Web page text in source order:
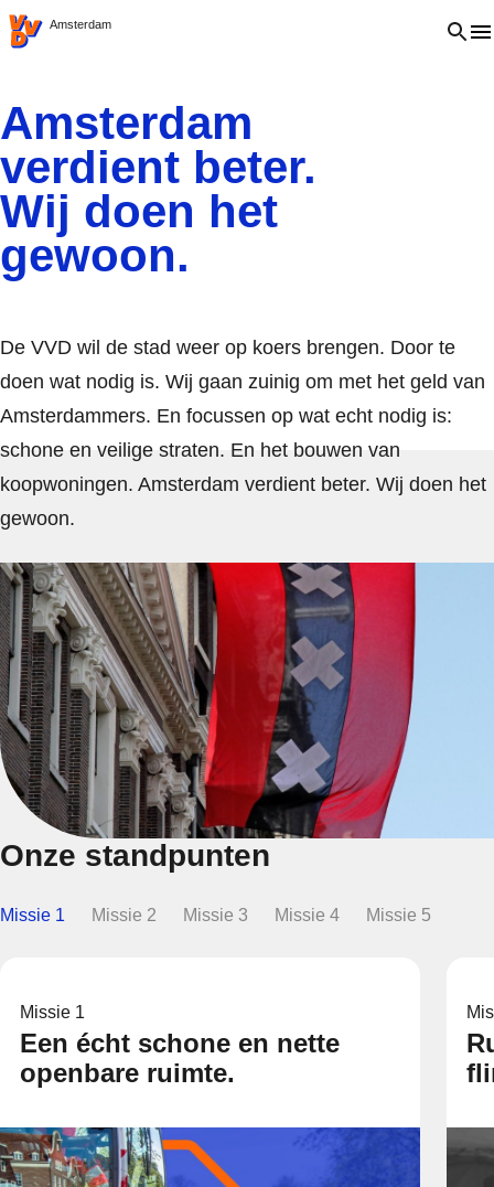
VVD.nlAmsterdam Open
Amsterdam
verdient beter.
Wij doen het
gewoon.
De VVD wil de stad weer op koers brengen. Door te
doen wat nodig is. Wij gaan zuinig om met het geld van
Amsterdammers. En focussen op wat echt nodig is:
schone en veilige straten. En het bouwen van
koopwoningen. Amsterdam verdient beter. Wij doen het
gewoon.
Onze standpunten
Missie 1 Missie 2 Missie 3 Missie 4 Missie 5
Missie 1
Een écht schone en nette
openbare ruimte.